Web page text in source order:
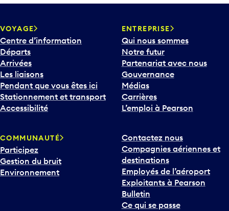
VOYAGE
Centre d’information
Départs
Arrivées
Les liaisons
Pendant que vous êtes ici
Stationnement et transport
Accessibilité
ENTREPRISE
Qui nous sommes
Notre futur
Partenariat avec nous
Gouvernance
Médias
Carrières
L’emploi à Pearson
COMMUNAUTÉ
Participez
Gestion du bruit
Environnement
Contactez nous
Compagnies aériennes et
destinations
Employés de l’aéroport
Exploitants à Pearson
Bulletin
Ce qui se passe